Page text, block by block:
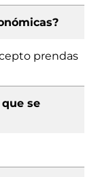
prendas
se